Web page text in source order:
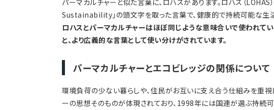
パーマカルチャーと似た言葉に、ロハスがあります。ロハス（
Sustainability」の頭文字を取った言葉で、健康的で持続可能な生
ロハスとパーマカルチャーはほぼ同じような意味合いで使われて
と、より広義的な言葉として使い分けがされています。
パーマカルチャーとエコビレッジの関係について
環境負荷の少ない暮らしや、住民がお互いに支え合う仕組みを重視
ーの思想そのものが体現されており、1998年には国連が選ぶ持続